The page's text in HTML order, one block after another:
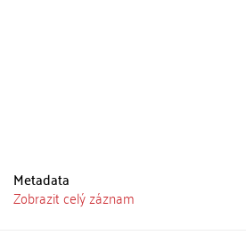
Metadata
Zobrazit celý záznam